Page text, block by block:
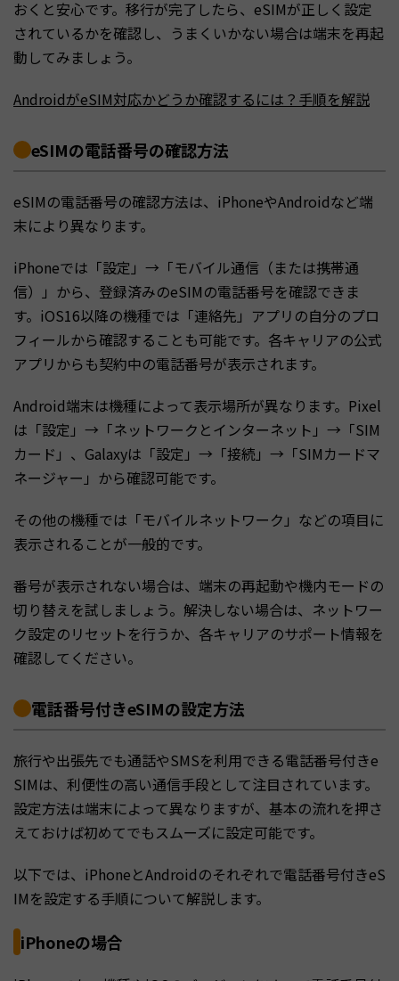
おくと安心です。移行が完了したら、eSIMが正しく設定
されているかを確認し、うまくいかない場合は端末を再起
動してみましょう。
AndroidがeSIM対応かどうか確認するには？手順を解説
eSIMの電話番号の確認方法
eSIMの電話番号の確認方法は、iPhoneやAndroidなど端
末により異なります。
iPhoneでは「設定」→「モバイル通信（または携帯通
信）」から、登録済みのeSIMの電話番号を確認できま
す。iOS16以降の機種では「連絡先」アプリの自分のプロ
フィールから確認することも可能です。各キャリアの公式
アプリからも契約中の電話番号が表示されます。
Android端末は機種によって表示場所が異なります。Pixel
は「設定」→「ネットワークとインターネット」→「SIM
カード」、Galaxyは「設定」→「接続」→「SIMカードマ
ネージャー」から確認可能です。
その他の機種では「モバイルネットワーク」などの項目に
表示されることが一般的です。
番号が表示されない場合は、端末の再起動や機内モードの
切り替えを試しましょう。解決しない場合は、ネットワー
ク設定のリセットを行うか、各キャリアのサポート情報を
確認してください。
電話番号付きeSIMの設定方法
旅行や出張先でも通話やSMSを利用できる電話番号付きe
SIMは、利便性の高い通信手段として注目されています。
設定方法は端末によって異なりますが、基本の流れを押さ
えておけば初めてでもスムーズに設定可能です。
以下では、iPhoneとAndroidのそれぞれで電話番号付きeS
IMを設定する手順について解説します。
iPhoneの場合